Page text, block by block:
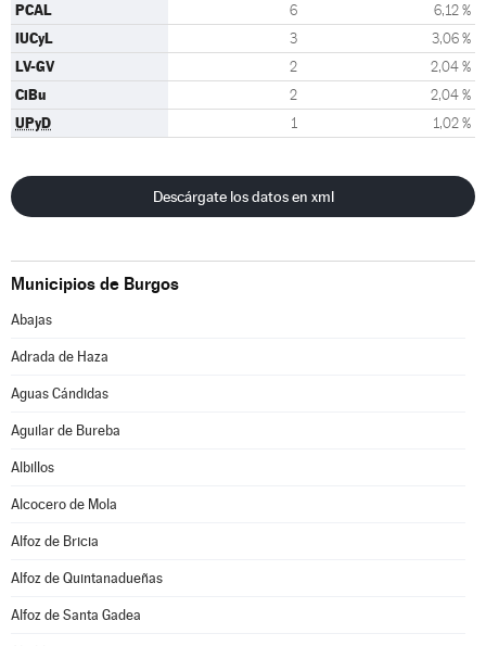
PCAL 6 6,12 %
IUCyL 3 3,06 %
LV-GV 2 2,04 %
CiBu 2 2,04 %
UPyD 1 1,02 %
Descárgate los datos en xml
Municipios de Burgos
Abajas
Adrada de Haza
Aguas Cándidas
Aguilar de Bureba
Albillos
Alcocero de Mola
Alfoz de Bricia
Alfoz de Quintanadueñas
Alfoz de Santa Gadea